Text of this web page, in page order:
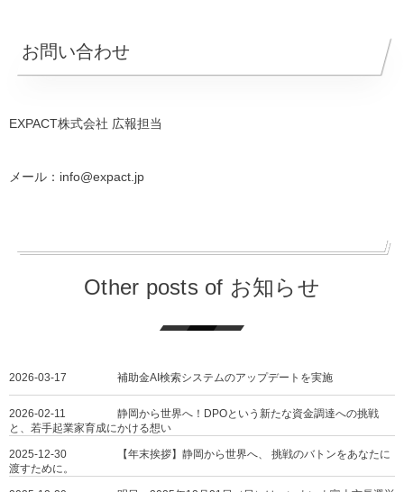
お問い合わせ
EXPACT株式会社 広報担当
メール：info@expact.jp
Other posts of お知らせ
2026-03-17 補助金AI検索システムのアップデートを実施
2026-02-11
静岡から世界へ！DPOという新たな資金調達への挑戦
と、若手起業家育成にかける想い
2025-12-30
【年末挨拶】静岡から世界へ、 挑戦のバトンをあなたに
渡すために。